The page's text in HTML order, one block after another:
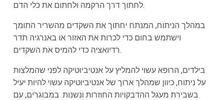
לחתוך דרך הרקמה ולחתום את כלי הדם.
במהלך הניתוח, המנתח יחתוך את השקדים מהשריר התומך
וישתמש בחום כדי לכרות את האזור או באנרגיה תדר
רדיואציה כדי להמיס את השקדים.
בילדים, הרופא עשוי להמליץ על אנטיביוטיקה לפני שהמלצות
על ניתוח, כיוון שמהלך ארוך של אנטיביוטיקה עשוי להיות יעיל
בשבירת מעגל ההדבקויות החוזרות ונשנות. במבוגרים, עם